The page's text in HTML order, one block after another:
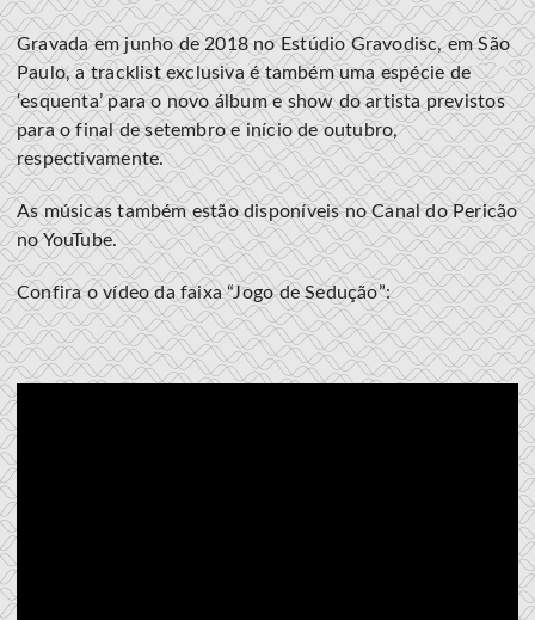
Gravada em junho de 2018 no Estúdio Gravodisc, em São
Paulo, a tracklist exclusiva é também uma espécie de
‘esquenta’ para o novo álbum e show do artista previstos
para o final de setembro e início de outubro,
respectivamente.
As músicas também estão disponíveis no Canal do Pericão
no YouTube.
Confira o vídeo da faixa “Jogo de Sedução”: